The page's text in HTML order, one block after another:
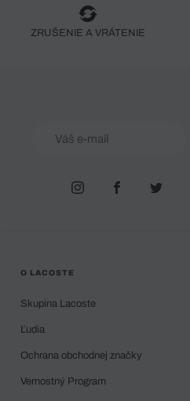
ZRUŠENIE A VRÁTENIE
O LACOSTE
Skupina Lacoste
Ľudia
Ochrana obchodnej značky
Vernostný Program